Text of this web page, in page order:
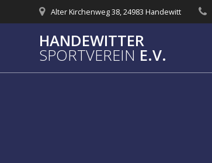
to
Alter Kirchenweg 38, 24983 Handewitt
HANDEWITTER
SPORTVEREIN E.V.